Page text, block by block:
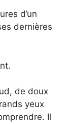
d’un
dernières
de doux
yeux
Il